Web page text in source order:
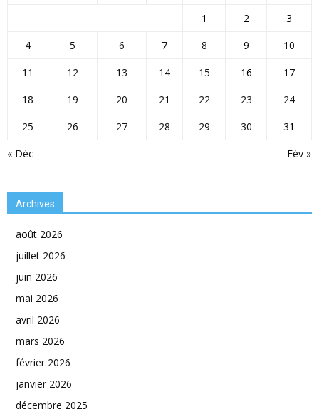
« Déc Fév »
1 2
3
4
5 6 7 8 9
10
11
12 13 14 15 16
17
18
19 20 21 22 23
24
25
26 27 28 29 30 31
Archives
août 2026
juillet 2026
juin 2026
mai 2026
avril 2026
mars 2026
février 2026
janvier 2026
décembre 2025